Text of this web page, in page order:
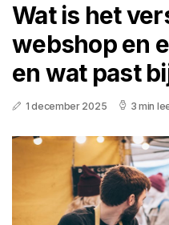
Wat is het
webshop en
en wat past
1 december 2025 3 min